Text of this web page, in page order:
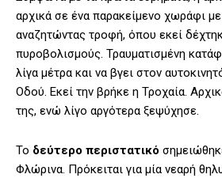
αρχικά σε ένα παρακείμενο χωράφι
αναζητώντας τροφή, όπου εκεί
πυροβολισμούς. Τραυματισμένη
λίγα μέτρα και να βγει στον
Οδού. Εκεί την βρήκε η Τροχαία.
της, ενώ λίγο αργότερα ξεψύχησε.
Το δεύτερο περιστατικό
Φλώρινα. Πρόκειται για μία νεαρή